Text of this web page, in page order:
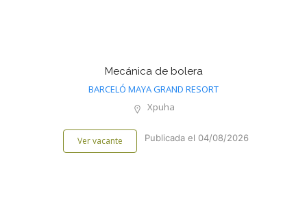
Mecánica de bolera
BARCELÓ MAYA GRAND RESORT
Xpuha
Ver vacante Publicada el 04/08/2026